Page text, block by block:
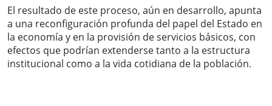
El resultado de este proceso, aún en desarrollo, apunta
a una reconfiguración profunda del papel del Estado en
la economía y en la provisión de servicios básicos, con
efectos que podrían extenderse tanto a la estructura
institucional como a la vida cotidiana de la población.